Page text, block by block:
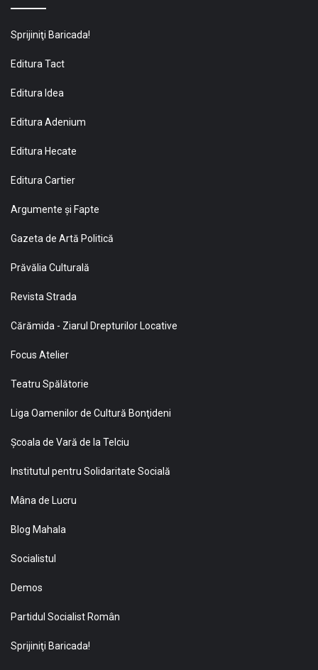
Sprijiniţi Baricada!
Editura Tact
Editura Idea
Editura Adenium
Editura Hecate
Editura Cartier
Argumente și Fapte
Gazeta de Artă Politică
Prăvălia Culturală
Revista Strada
Cărămida - Ziarul Drepturilor Locative
Focus Atelier
Teatru Spălătorie
Liga Oamenilor de Cultură Bonţideni
Şcoala de Vară de la Telciu
Institutul pentru Solidaritate Socială
Mâna de Lucru
Blog Mahala
Socialistul
Demos
Partidul Socialist Român
Sprijiniţi Baricada!